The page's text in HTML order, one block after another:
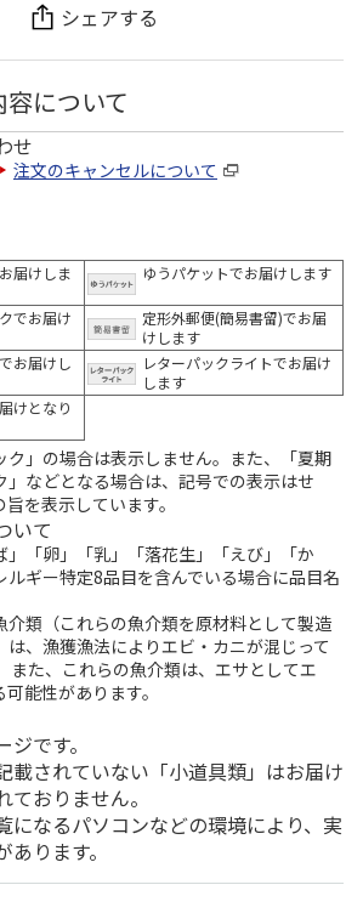
シェアする
について
せ
注文のキャンセルについて
届けしま
ゆうパケットでお届けします
でお届け
定形外郵便(簡易書留)でお届
けします
お届けし
レターパックライトでお届け
します
けとなり
ク」の場合は表示しません。また、「夏期
」などとなる場合は、記号での表示はせ
を表示しています。
いて
」「卵」「乳」「落花生」「えび」「か
ルギー特定8品目を含んでいる場合に品目名
類（これらの魚介類を原材料として製造
は、漁獲漁法によりエビ・カニが混じって
また、これらの魚介類は、エサとしてエ
能性があります。
です。
載されていない「小道具類」はお届け
おりません。
になるパソコンなどの環境により、実
ります。